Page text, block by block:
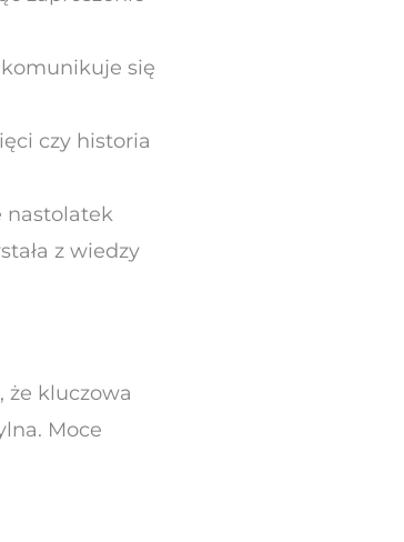
się
czy historia
nastolatek
z wiedzy
że kluczowa
Moce